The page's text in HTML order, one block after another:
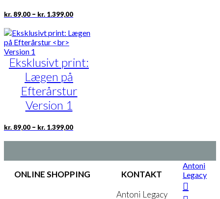
kr. 89,00 – kr. 1.399,00Prisinterval:
kr. 1.399,00
Dette
har
Mulighederne
kan
på
varesiden
Eksklusivt print:
Lægen på
Efterårstur
Version 1
kr. 89,00 – kr. 1.399,00Prisinterval:
til
Dette
varianter.
Mulighederne
ONLINE SHOPPING
KONTAKT
Antoni Legacy
Antoni
Legacy